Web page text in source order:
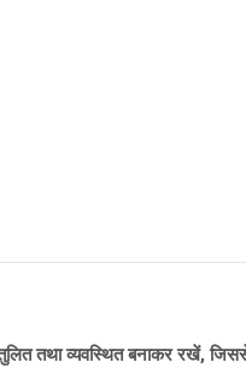
तथा व्यवस्थित बनाकर रखें,